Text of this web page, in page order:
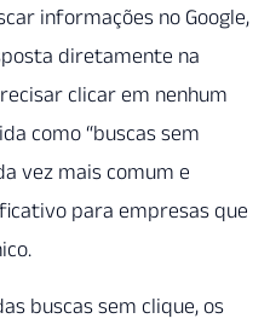
informações no Google,
diretamente na
clicar em nenhum
como “buscas sem
vez mais comum e
para empresas que
buscas sem clique, os